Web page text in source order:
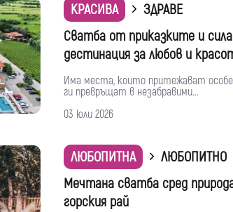
КРАСИВА
ЗДРАВЕ
Сватба от приказките и
дестинация за любов и
Има места, които притежават
ги превръщат в незабравими...
03 юли 2026
ЛЮБОПИТНА
ЛЮБОПИТНО
Мечтана сватба сред
горския рай